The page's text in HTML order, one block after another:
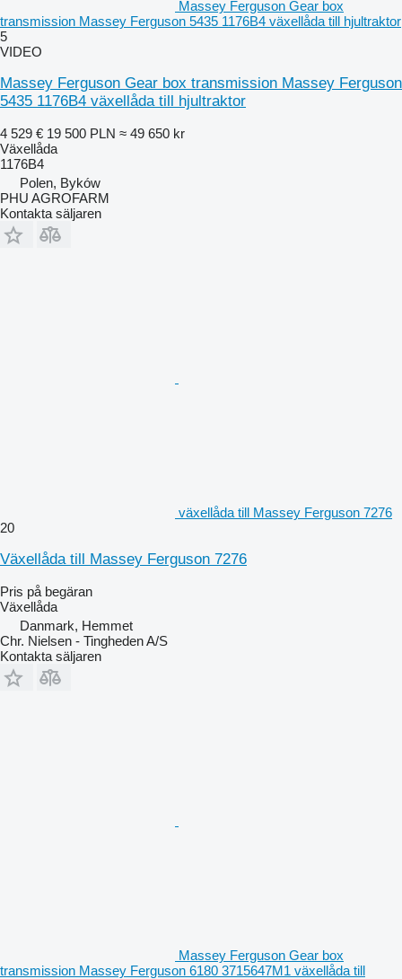
Massey Ferguson Gear box
transmission Massey Ferguson 5435 1176B4 växellåda till hjultraktor
5
VIDEO
Massey Ferguson Gear box transmission Massey Ferguson
5435 1176B4 växellåda till hjultraktor
4 529 € 19 500 PLN ≈ 49 650 kr
Växellåda
1176B4
Polen, Byków
PHU AGROFARM
Kontakta säljaren
växellåda till Massey Ferguson 7276
20
Växellåda till Massey Ferguson 7276
Pris på begäran
Växellåda
Danmark, Hemmet
Chr. Nielsen - Tingheden A/S
Kontakta säljaren
Massey Ferguson Gear box
transmission Massey Ferguson 6180 3715647M1 växellåda till